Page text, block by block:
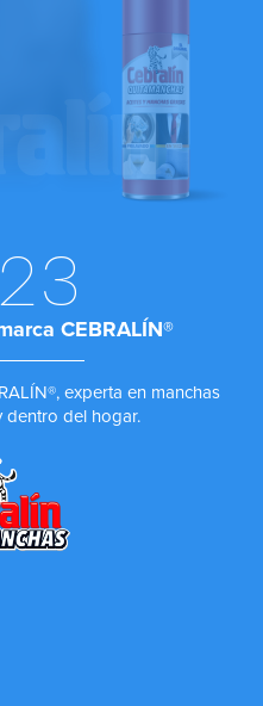
CEBRALÍN®
experta en manchas
dentro del hogar.